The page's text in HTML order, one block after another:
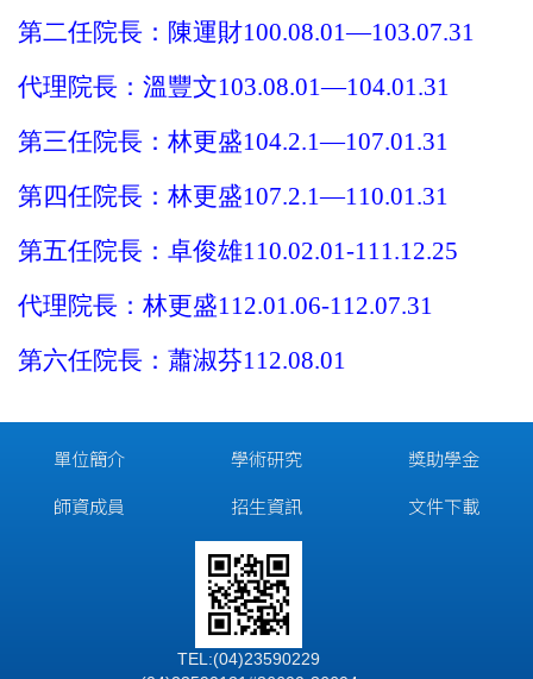
第二任院長：陳運財100.08.01—103.07.31
代理院長：溫豐文103.08.01—104.01.31
第三任院長：林更盛104.2.1—107.01.31
第四任院長：林更盛107.2.1—110.01.31
第五任院長：卓俊雄110.02.01-111.12.25
代理院長：林更盛112.01.06-112.07.31
第六任院長：蕭淑芬112.08.01
單位簡介
師資成員
學術研究
招生資訊
獎助學金
文件下載
TEL:(04)23590229